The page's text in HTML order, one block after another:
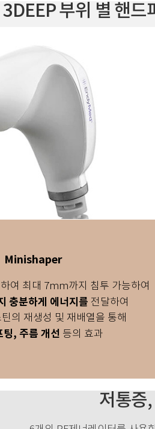
3DEEP 부위 별 핸드
Minishaper
여 최대 7mm까지 침투 가능하여
충분하게 에너지를 전달하여
의 재생성 및 재배열을 통해
팅, 주름 개선 등의 효과
저통증